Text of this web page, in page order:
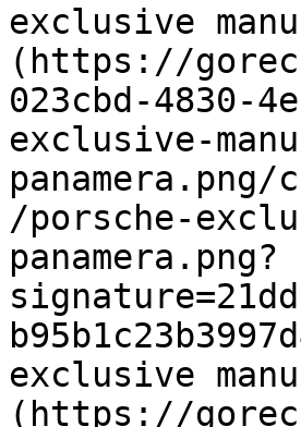
exclusive
(https://
023cbd-4830-
exclusive-
panamera.png/
/porsche-
panamera.png?
exclusive
(https://